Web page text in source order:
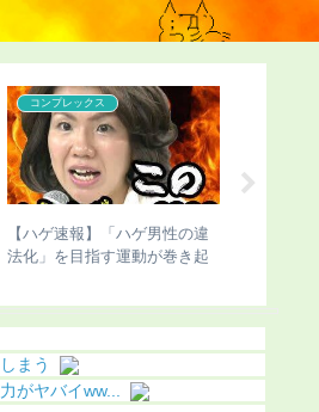
コンプレックス
【ハゲ速報】「ハゲ男性の違
法化」を目指す運動が巻き起
まう
がヤバイww...